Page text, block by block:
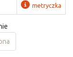
metryczka